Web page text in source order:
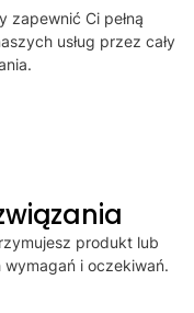
zapewnić Ci pełną
usług przez cały
produkt lub
wymagań i oczekiwań.